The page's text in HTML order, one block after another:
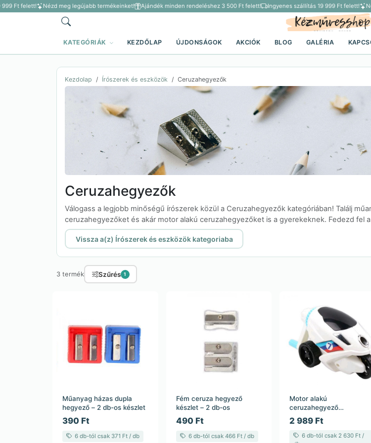
Ft felett! Nézd meg legújabb termékeinket! Ajándék minden rendeléshez 3 500 Ft felett! Ingyenes szállítás 19 999 Ft felett!
KATEGÓRIÁK KEZDŐLAP ÚJDONSÁGOK AKCIÓK BLOG GALÉRIA
Kezdolap Írószerek és eszközök Ceruzahegyezők
Ceruzahegyezők
Válogass a legjobb minőségű írószerek közül a Ceruzahegyezők kategóriában! Találj
ceruzahegyezőket és akár motor alakú ceruzahegyezőket is a gyerekeknek. Fedezd fel
Vissza a(z) Írószerek és eszközök kategoriaba
3 termék Szűrés 1
Műanyag házas dupla
hegyező – 2 db-os készlet
390 Ft
6 db-tól csak 371 Ft / db
Fém ceruza hegyező
készlet – 2 db-os
490 Ft
6 db-tól csak 466 Ft / db
Motor alakú
ceruzahegyező
gyerekeknek – fehér
színben
2 989 Ft
6 db-tól csak 2 630 Ft /